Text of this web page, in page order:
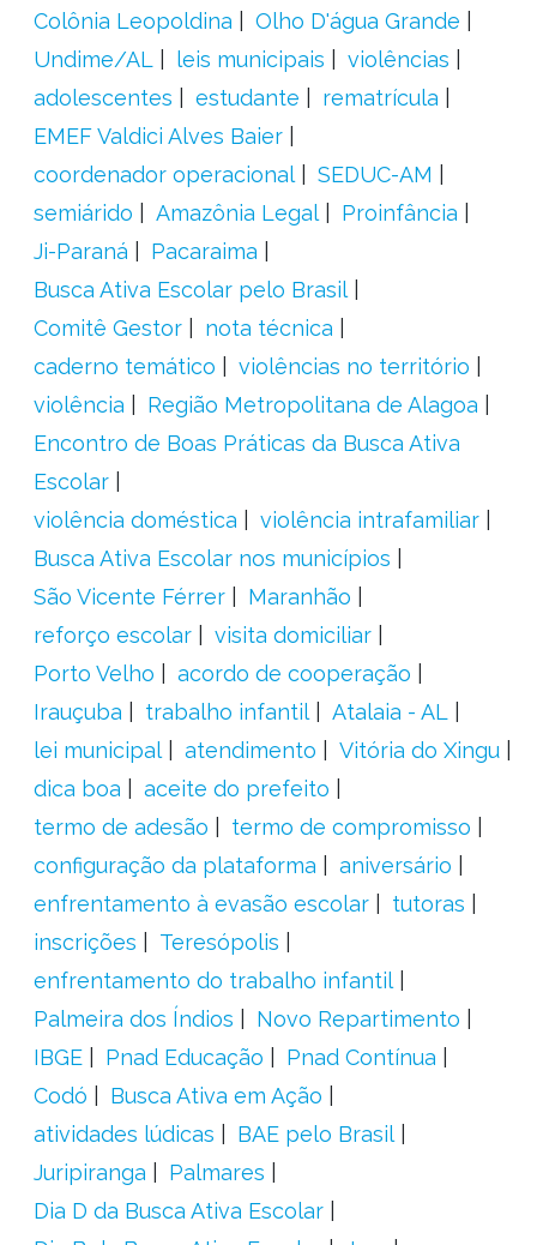
Colônia Leopoldina
Olho D'água Grande
Undime/AL
leis municipais
violências
adolescentes
estudante
rematrícula
EMEF Valdici Alves Baier
coordenador operacional
SEDUC-AM
semiárido
Amazônia Legal
Proinfância
Ji-Paraná
Pacaraima
Busca Ativa Escolar pelo Brasil
Comitê Gestor
nota técnica
caderno temático
violências no território
violência
Região Metropolitana de Alagoa
Encontro de Boas Práticas da Busca Ativa
Escolar
violência doméstica
violência intrafamiliar
Busca Ativa Escolar nos municípios
São Vicente Férrer
Maranhão
reforço escolar
visita domiciliar
Porto Velho
acordo de cooperação
Irauçuba
trabalho infantil
Atalaia - AL
lei municipal
atendimento
Vitória do Xingu
dica boa
aceite do prefeito
termo de adesão
termo de compromisso
configuração da plataforma
aniversário
enfrentamento à evasão escolar
tutoras
inscrições
Teresópolis
enfrentamento do trabalho infantil
Palmeira dos Índios
Novo Repartimento
IBGE
Pnad Educação
Pnad Contínua
Codó
Busca Ativa em Ação
atividades lúdicas
BAE pelo Brasil
Juripiranga
Palmares
Dia D da Busca Ativa Escolar